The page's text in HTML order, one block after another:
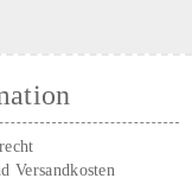
Versandkosten